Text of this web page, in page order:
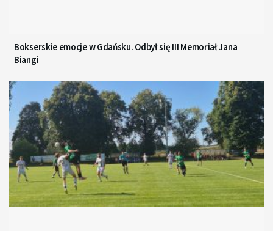
Bokserskie emocje w Gdańsku. Odbył się III Memoriał Jana
Biangi